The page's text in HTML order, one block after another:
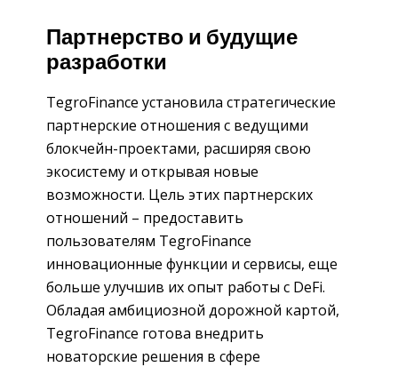
Партнерство и будущие
разработки
TegroFinance установила стратегические
партнерские отношения с ведущими
блокчейн-проектами, расширяя свою
экосистему и открывая новые
возможности. Цель этих партнерских
отношений – предоставить
пользователям TegroFinance
инновационные функции и сервисы, еще
больше улучшив их опыт работы с DeFi.
Обладая амбициозной дорожной картой,
TegroFinance готова внедрить
новаторские решения в сфере